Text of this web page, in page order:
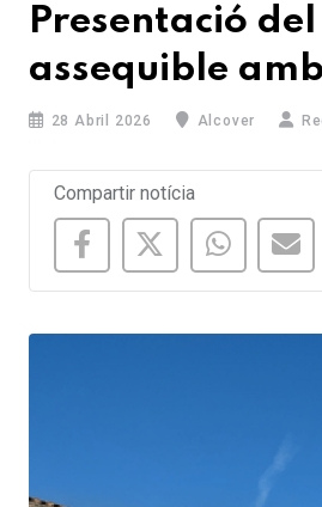
Presentació
assequible
28 Abril 2026 Alcover
Compartir notícia